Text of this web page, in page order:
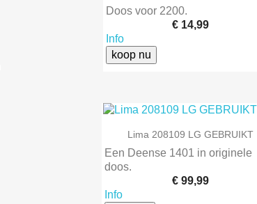
Doos voor 2200.
€ 14,99
Info
koop nu
 Snel bekijken
Lima 208109 LG GEBRUIKT
Een Deense 1401 in originele
doos.
€ 99,99
Info